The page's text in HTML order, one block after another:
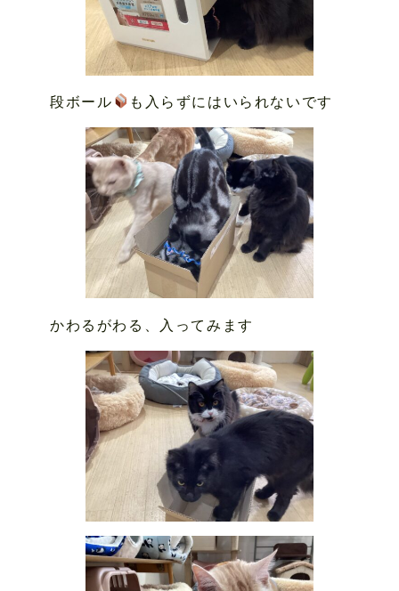
段ボール も入らずにはいられないです
かわるがわる、入ってみます